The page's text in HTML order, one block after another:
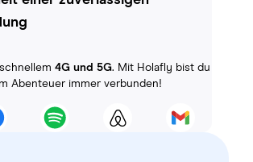
4G und 5G. Mit Holafly bist du
Abenteuer immer verbunden!